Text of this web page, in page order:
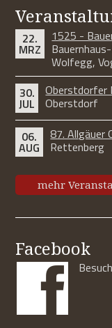
22.
MRZ
1525 -
Wolfegg,
30.
JUL
Oberstdorfer
Oberstdorf
06.
AUG
87. Allgäuer
Rettenberg
mehr
Facebook